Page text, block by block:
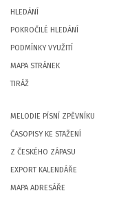
HLEDÁNÍ
POKROČILÉ HLEDÁNÍ
PODMÍNKY VYUŽITÍ
MAPA STRÁNEK
TIRÁŽ
MELODIE PÍSNÍ ZPĚVNÍKU
ČASOPISY KE STAŽENÍ
Z ČESKÉHO ZÁPASU
EXPORT KALENDÁŘE
MAPA ADRESÁŘE